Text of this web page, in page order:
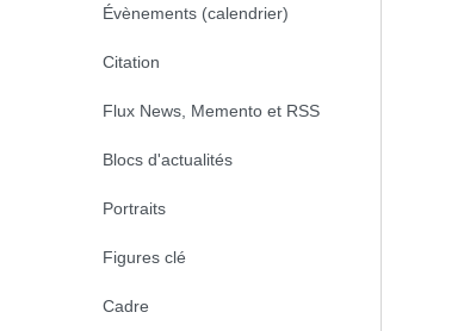
Évènements (calendrier)
Citation
Flux News, Memento et RSS
Blocs d'actualités
Portraits
Figures clé
Cadre